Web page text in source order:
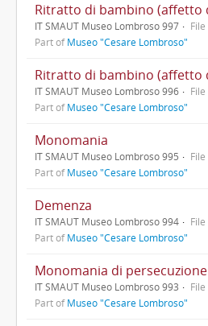
IT SMAUT Museo Lombroso 997 File
Part ofMuseo "Cesare Lombroso"
IT SMAUT Museo Lombroso 996 File
Part ofMuseo "Cesare Lombroso"
Monomania
IT SMAUT Museo Lombroso 995 File
Part ofMuseo "Cesare Lombroso"
Demenza
IT SMAUT Museo Lombroso 994 File
Part ofMuseo "Cesare Lombroso"
Monomania di persecuzione
IT SMAUT Museo Lombroso 993 File
Part ofMuseo "Cesare Lombroso"